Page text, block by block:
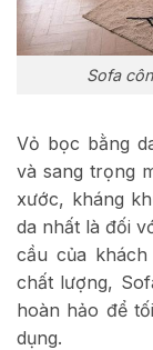
Sofa
Vỏ bọc bằng
và sang trọng
xước, kháng
da nhất là đối
cầu của
chất lượng,
hoàn hảo để
dụng.